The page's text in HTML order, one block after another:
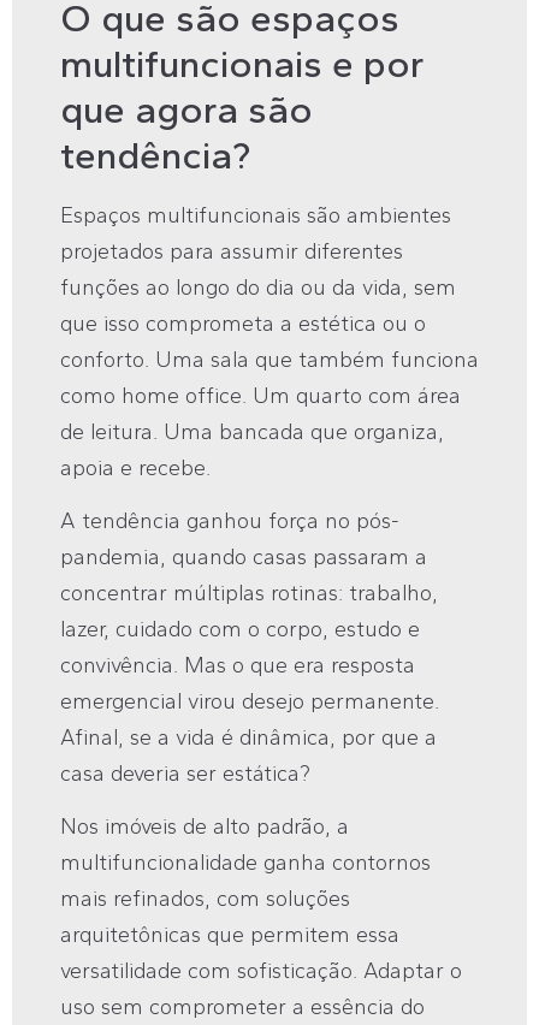
O que são espaços
multifuncionais e por
que agora são
tendência?
Espaços multifuncionais são ambientes
projetados para assumir diferentes
funções ao longo do dia ou da vida, sem
que isso comprometa a estética ou o
conforto. Uma sala que também funciona
como home office. Um quarto com área
de leitura. Uma bancada que organiza,
apoia e recebe.
A tendência ganhou força no pós-
pandemia, quando casas passaram a
concentrar múltiplas rotinas: trabalho,
lazer, cuidado com o corpo, estudo e
convivência. Mas o que era resposta
emergencial virou desejo permanente.
Afinal, se a vida é dinâmica, por que a
casa deveria ser estática?
Nos imóveis de alto padrão, a
multifuncionalidade ganha contornos
mais refinados, com soluções
arquitetônicas que permitem essa
versatilidade com sofisticação. Adaptar o
uso sem comprometer a essência do